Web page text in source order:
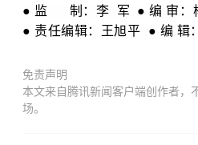
● 监 制：李 军 ● 编 审：
● 责任编辑：王旭平 ● 编 辑
免责声明
本文来自腾讯新闻客户端创作者，
场。